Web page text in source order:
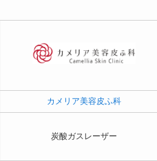
カメリア美容皮ふ科
炭酸ガスレーザー